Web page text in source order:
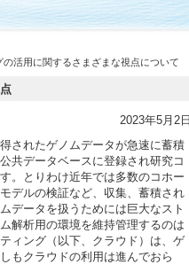
活用に関するさまざまな視点について
2023年5月2日
されたゲノムデータが急速に蓄積
共データベースに登録され研究コ
。とりわけ近年では多数のコホー
デルの検証など、収集、蓄積され
データを扱うためには巨大なスト
解析用の環境を維持管理するのは
ィング（以下、クラウド）は、ゲ
もクラウドの利用は進んでおら